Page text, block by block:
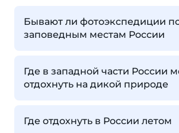
Бывают ли фотоэкспедиции
заповедным местам России
Где в западной части России
отдохнуть на дикой природе
Где отдохнуть в России летом